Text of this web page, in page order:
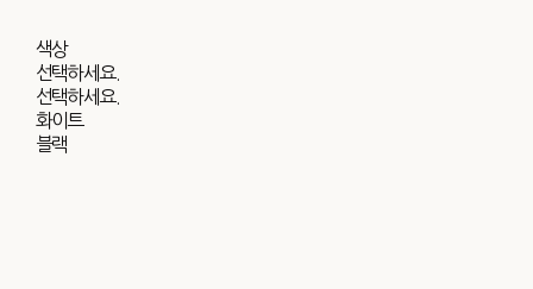
색상
선택하세요.
선택하세요.
화이트
블랙